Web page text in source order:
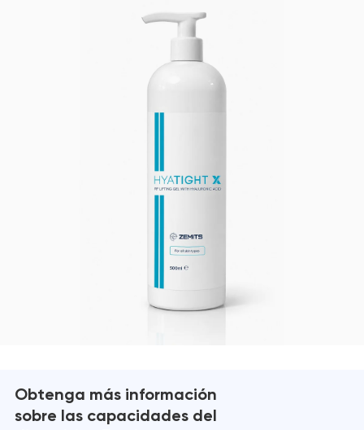
Obtenga más información
sobre las capacidades del